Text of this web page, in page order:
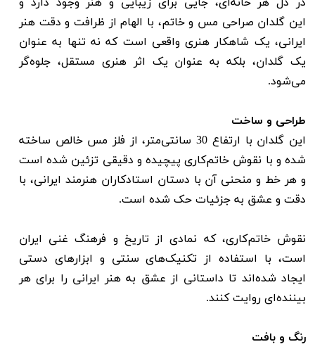
این گلدان صراحی مس و خاتم، با الهام از ظرافت و دقت هنر
ایرانی، یک شاهکار هنری واقعی است که نه تنها به عنوان
یک گلدان، بلکه به عنوان یک اثر هنری مستقل، جلوه‌گر
می‌شود.
طراحی و ساخت
این گلدان با ارتفاع 30 سانتی‌متر، از فلز مس خالص ساخته
شده و با نقوش خاتم‌کاری پیچیده و دقیقی تزئین شده است
و هر خط و منحنی آن با دستان استادکاران هنرمند ایرانی، با
دقت و عشق به جزئیات حک شده است.
نقوش خاتم‌کاری، که نمادی از تاریخ و فرهنگ غنی ایران
است، با استفاده از تکنیک‌های سنتی و ابزارهای دستی
ایجاد شده‌اند تا داستانی از عشق به هنر ایرانی را برای هر
بیننده‌ای روایت کنند.
رنگ و بافت